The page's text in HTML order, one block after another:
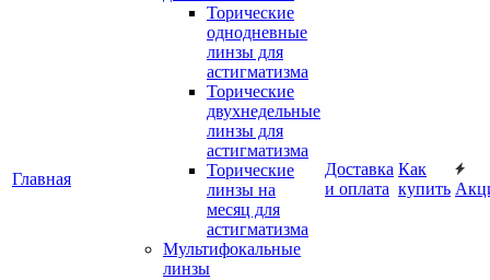
Главная
Торические
однодневные
линзы для
астигматизма
Торические
двухнедельные
линзы для
астигматизма
Торические
линзы на
месяц для
астигматизма
Мультифокальные
линзы
Доставка
и оплата
Как
купить